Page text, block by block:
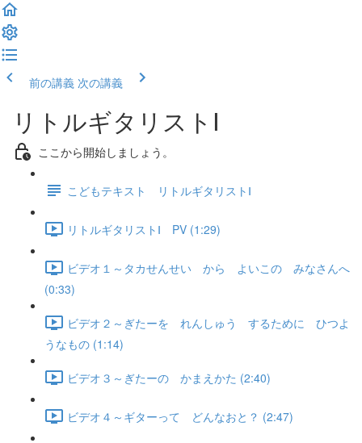
前の講義 次の講義
リトルギタリストⅠ
ここから開始しましょう。
こどもテキスト リトルギタリストⅠ
リトルギタリストⅠ PV (1:29)
ビデオ１～タカせんせい から よいこの みなさんへ
(0:33)
ビデオ２～ぎたーを れんしゅう するために ひつよ
うなもの (1:14)
ビデオ３～ぎたーの かまえかた (2:40)
ビデオ４～ギターって どんなおと？ (2:47)